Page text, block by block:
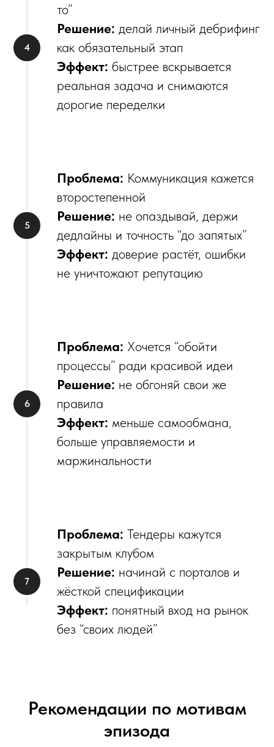
то”
Решение: делай личный дебрифинг
как обязательный этап
Эффект: быстрее вскрывается
реальная задача и снимаются
дорогие переделки
Проблема: Коммуникация кажется
второстепенной
Решение: не опаздывай, держи
дедлайны и точность “до запятых”
Эффект: доверие растёт, ошибки
не уничтожают репутацию
Проблема: Хочется “обойти
процессы” ради красивой идеи
Решение: не обгоняй свои же
правила
Эффект: меньше самообмана,
больше управляемости и
маржинальности
Проблема: Тендеры кажутся
закрытым клубом
Решение: начинай с порталов и
жёсткой спецификации
Эффект: понятный вход на рынок
без “своих людей”
Рекомендации по мотивам
эпизода